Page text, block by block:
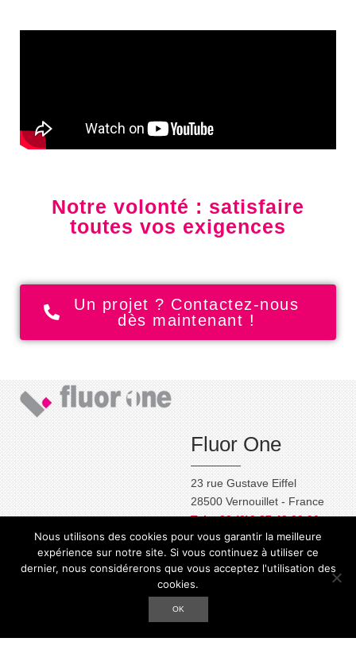
Notre volonté : satisfaire
toutes vos exigences
Un projet ? Contactez-nous
dès maintenant !
Fluor One
23 rue Gustave Eiffel
28500 Vernouillet - France
Tel. +33 (0)2 37 42 29 90
commercial@fluor-one.fr
Mentions légales
Nous utilisons des cookies pour vous garantir la meilleure
expérience sur notre site. Si vous continuez à utiliser ce
dernier, nous considérerons que vous acceptez l'utilisation des
cookies.
OK